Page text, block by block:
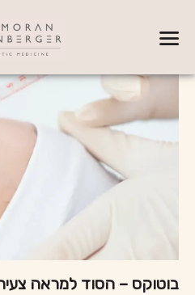
בוטוקס – הסוד למראה צעיר